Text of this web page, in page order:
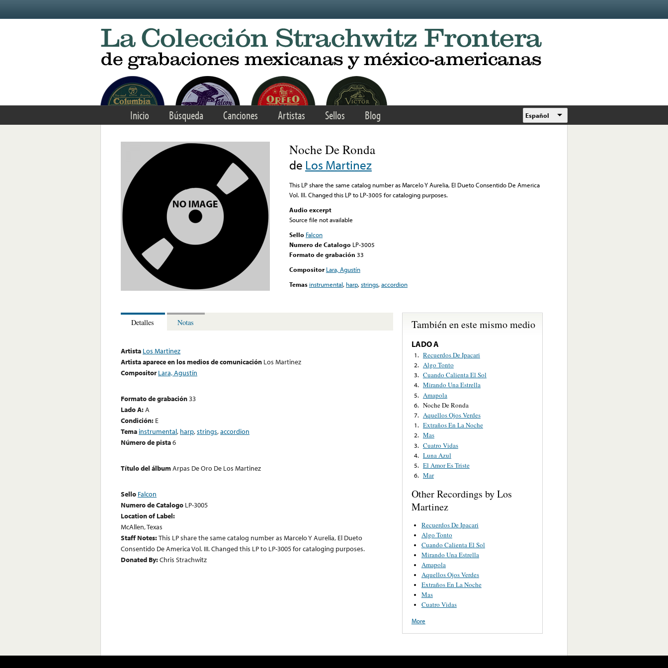
Inicio Búsqueda Canciones Artistas Sellos Blog Español
Noche De Ronda
de Los Martinez
This LP share the same catalog number as Marcelo Y Aurelia, El Dueto Consentido De America
Vol. III. Changed this LP to LP-3005 for cataloging purposes.
Audio excerpt
Source file not available
Sello Falcon
Numero de Catalogo LP-3005
Formato de grabación 33
Compositor Lara, Agustín
Temas instrumental, harp,strings,accordion
Detalles Notas
Artista Los Martinez
Artista aparece en los medios de comunicación Los Martinez
Compositor Lara, Agustín
Formato de grabación33
Lado A:A
Condición: E
Tema instrumental, harp,strings,accordion
Número de pista6
Título del álbumArpas De Oro De Los Martinez
Sello Falcon
Numero de Catalogo LP-3005
Location of Label:
McAllen, Texas
Staff Notes:This LP share the same catalog number as Marcelo Y Aurelia, El Dueto
Consentido De America Vol. III. Changed this LP to LP-3005 for cataloging purposes.
Donated By:Chris Strachwitz
También en este mismo medio
LADO A
1. Recuerdos De Ipacari
2. Algo Tonto
3. Cuando Calienta El Sol
4. Mirando Una Estrella
5. Amapola
6. Noche De Ronda
7. Aquellos Ojos Verdes
1. Extraños En La Noche
2. Mas
3. Cuatro Vidas
4. Luna Azul
5. El Amor Es Triste
6. Mar
Other Recordings by Los
Martinez
Recuerdos De Ipacari
Algo Tonto
Cuando Calienta El Sol
Mirando Una Estrella
Amapola
Aquellos Ojos Verdes
Extraños En La Noche
Mas
Cuatro Vidas
More